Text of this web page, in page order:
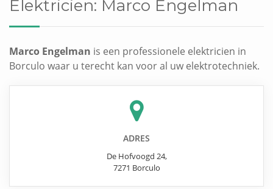
Elektricien: Marco Engelman
Marco Engelman is een professionele elektricien in
Borculo waar u terecht kan voor al uw elektrotechniek.
ADRES
De Hofvoogd 24,
7271 Borculo